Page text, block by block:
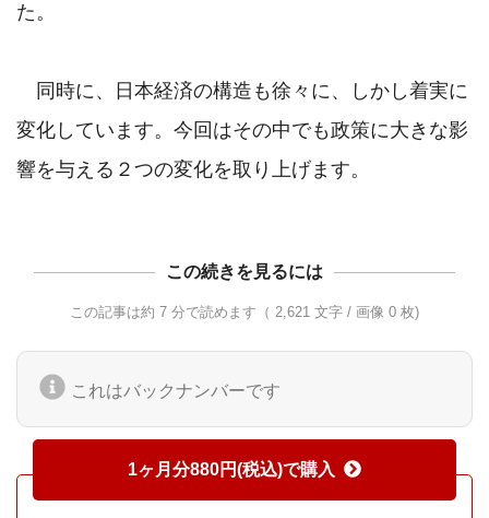
た。
同時に、日本経済の構造も徐々に、しかし着実に
変化しています。今回はその中でも政策に大きな影
響を与える２つの変化を取り上げます。
この続きを見るには
この記事は約 7 分で読めます（ 2,621 文字 / 画像 0 枚)
これはバックナンバーです
1ヶ月分880円(税込)で購入